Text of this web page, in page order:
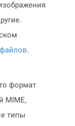
.
формат
MIME,
типы